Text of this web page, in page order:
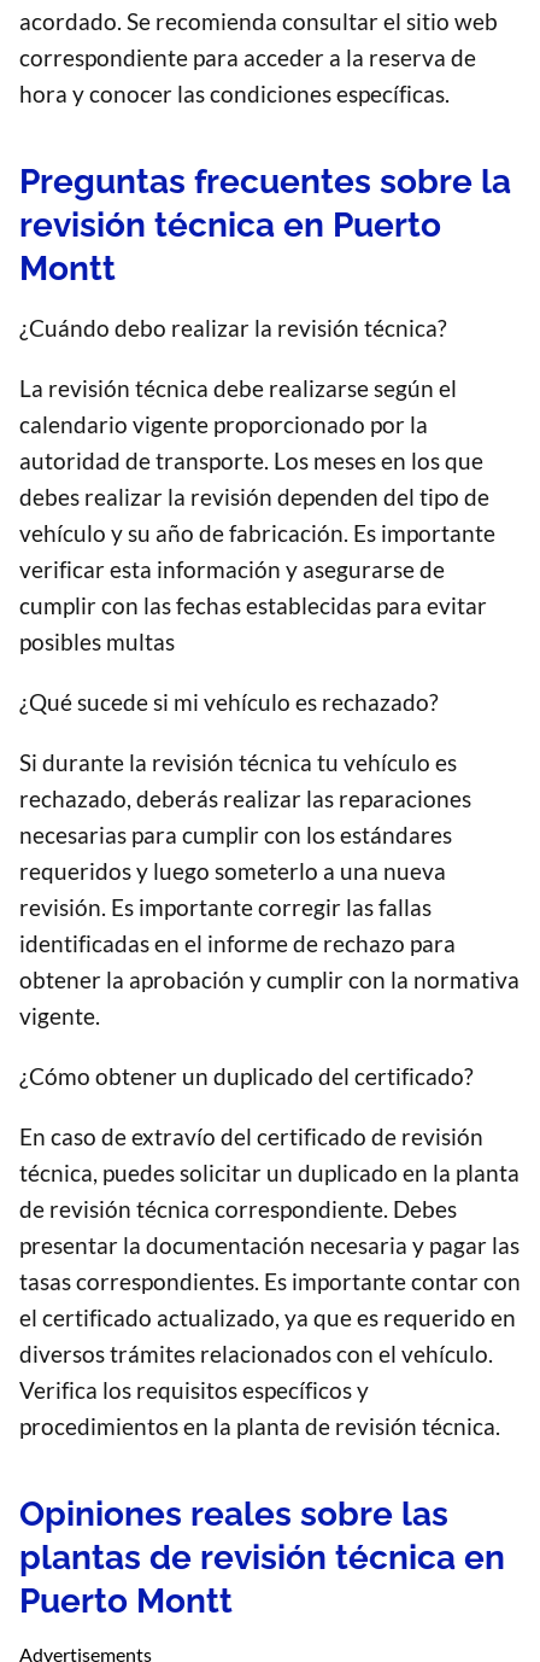
acordado. Se recomienda consultar el sitio web
correspondiente para acceder a la reserva de
hora y conocer las condiciones específicas.
Preguntas frecuentes sobre la
revisión técnica en Puerto
Montt
¿Cuándo debo realizar la revisión técnica?
La revisión técnica debe realizarse según el
calendario vigente proporcionado por la
autoridad de transporte. Los meses en los que
debes realizar la revisión dependen del tipo de
vehículo y su año de fabricación. Es importante
verificar esta información y asegurarse de
cumplir con las fechas establecidas para evitar
posibles multas
¿Qué sucede si mi vehículo es rechazado?
Si durante la revisión técnica tu vehículo es
rechazado, deberás realizar las reparaciones
necesarias para cumplir con los estándares
requeridos y luego someterlo a una nueva
revisión. Es importante corregir las fallas
identificadas en el informe de rechazo para
obtener la aprobación y cumplir con la normativa
vigente.
¿Cómo obtener un duplicado del certificado?
En caso de extravío del certificado de revisión
técnica, puedes solicitar un duplicado en la planta
de revisión técnica correspondiente. Debes
presentar la documentación necesaria y pagar las
tasas correspondientes. Es importante contar con
el certificado actualizado, ya que es requerido en
diversos trámites relacionados con el vehículo.
Verifica los requisitos específicos y
procedimientos en la planta de revisión técnica.
Opiniones reales sobre las
plantas de revisión técnica en
Puerto Montt
Advertisements